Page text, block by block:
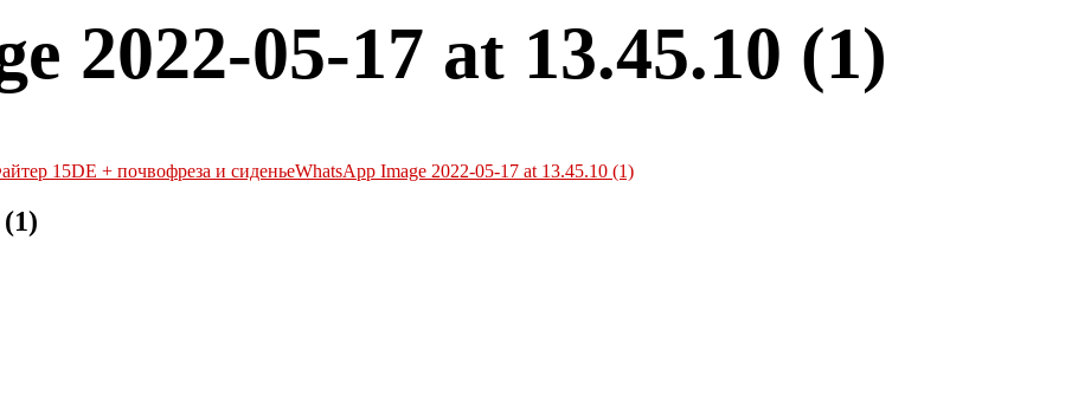
2022-05-17 at 13.45.10 (1)
15DE + почвофреза и сиденьеWhatsApp Image 2022-05-17 at 13.45.10 (1)